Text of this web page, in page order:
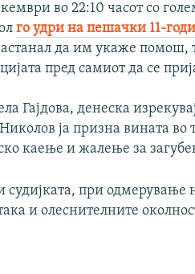
во 22:10 часот со
го удри на пешачки 11-
да им укаже помош,
пред самиот да се
Гајдова, денеска
ја призна вината во
каење и жалење за
судијката, при одмерување
и олеснителните